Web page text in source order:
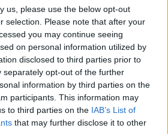
us, please use the below opt-out
selection. Please note that after your
you may continue seeing
on personal information utilized by
disclosed to third parties prior to
separately opt-out of the further
information by third parties on the
participants. This information may
to third parties on the IAB’s List of
that may further disclose it to other
i Kalmar län